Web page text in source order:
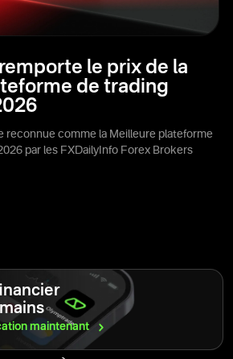
le prix de la
de trading
reconnue comme la Meilleure plateforme
par les FXDailyInfo Forex Brokers
maintenant